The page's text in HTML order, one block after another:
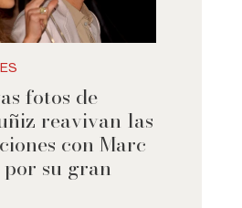
fotos de
reavivan las
con Marc
su gran